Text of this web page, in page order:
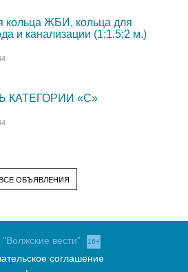
кольца ЖБИ, кольца для
и канализации (1;1,5;2 м.)
КАТЕГОРИИ «C»
ОБЪЯВЛЕНИЯ
вести" 16+
соглашение